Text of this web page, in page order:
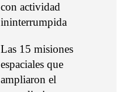
con actividad
ininterrumpida
Las 15 misiones
espaciales que
ampliaron el